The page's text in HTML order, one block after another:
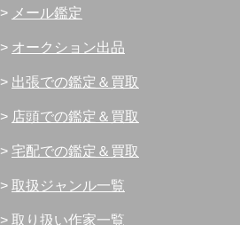
> メール鑑定
> オークション出品
> 出張での鑑定＆買取
> 店頭での鑑定＆買取
> 宅配での鑑定＆買取
> 取扱ジャンル一覧
> 取り扱い作家一覧